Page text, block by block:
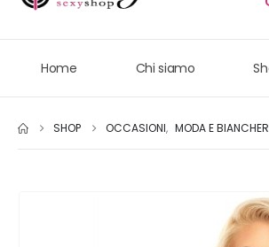
Home Chi siamo
SHOP OCCASIONI, MODA E